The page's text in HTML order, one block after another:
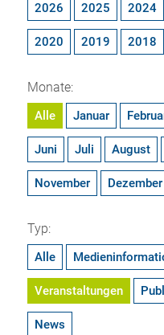
2026 2025 2024
2020 2019 2018
Monate:
Alle Januar
Juni Juli August
November Dezember
Typ:
Alle
Veranstaltungen
News